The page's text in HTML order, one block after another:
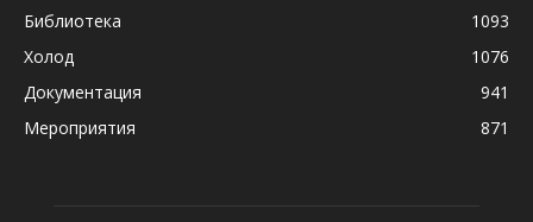
Библиотека
1093
Холод
1076
Документация
941
Мероприятия
871